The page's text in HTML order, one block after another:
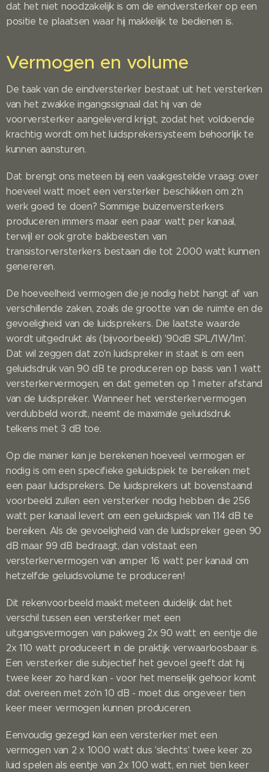
dat het niet noodzakelijk is om de eindversterker op een
positie te plaatsen waar hij makkelijk te bedienen is.
Vermogen en volume
De taak van de eindversterker bestaat uit het versterken
van het zwakke ingangssignaal dat hij van de
voorversterker aangeleverd krijgt, zodat het voldoende
krachtig wordt om het luidsprekersysteem behoorlijk te
kunnen aansturen.
Dat brengt ons meteen bij een vaakgestelde vraag: over
hoeveel watt moet een versterker beschikken om z'n
werk goed te doen? Sommige buizenversterkers
produceren immers maar een paar watt per kanaal,
terwijl er ook grote bakbeesten van
transistorversterkers bestaan die tot 2.000 watt kunnen
genereren.
De hoeveelheid vermogen die je nodig hebt hangt af van
verschillende zaken, zoals de grootte van de ruimte en de
gevoeligheid van de luidsprekers. Die laatste waarde
wordt uitgedrukt als (bijvoorbeeld) '90dB SPL/1W/1m'.
Dat wil zeggen dat zo'n luidspreker in staat is om een
geluidsdruk van 90 dB te produceren op basis van 1 watt
versterkervermogen, en dat gemeten op 1 meter afstand
van de luidspreker. Wanneer het versterkervermogen
verdubbeld wordt, neemt de maximale geluidsdruk
telkens met 3 dB toe.
Op die manier kan je berekenen hoeveel vermogen er
nodig is om een specifieke geluidspiek te bereiken met
een paar luidsprekers. De luidsprekers uit bovenstaand
voorbeeld zullen een versterker nodig hebben die 256
watt per kanaal levert om een geluidspiek van 114 dB te
bereiken. Als de gevoeligheid van de luidspreker geen 90
dB maar 99 dB bedraagt, dan volstaat een
versterkervermogen van amper 16 watt per kanaal om
hetzelfde geluidsvolume te produceren!
Dit rekenvoorbeeld maakt meteen duidelijk dat het
verschil tussen een versterker met een
uitgangsvermogen van pakweg 2x 90 watt en eentje die
2x 110 watt produceert in de praktijk verwaarloosbaar is.
Een versterker die subjectief het gevoel geeft dat hij
twee keer zo hard kan - voor het menselijk gehoor komt
dat overeen met zo'n 10 dB - moet dus ongeveer tien
keer meer vermogen kunnen produceren.
Eenvoudig gezegd kan een versterker met een
vermogen van 2 x 1000 watt dus 'slechts' twee keer zo
luid spelen als eentje van 2x 100 watt, en niet tien keer